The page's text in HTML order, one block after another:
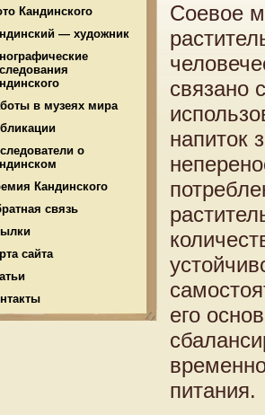
Кандинского
— художник
в музеях мира
о
Кандинского
связь
сайта
Соевое
связано
напиток
его
питания.